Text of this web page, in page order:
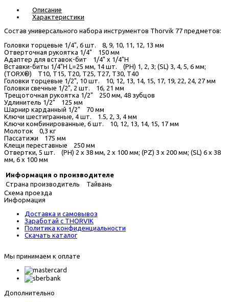
Описание
Характеристики
Состав универсального набора инструментов Thorvik 77 предметов:
Головки торцевые 1/4", 6 шт. 8, 9, 10, 11, 12, 13 мм
Отверточная рукоятка 1/4" 150 мм
Адаптер для вставок-бит 1/4" х 1/4"Н
Вставки-биты 1/4"H L=25 мм, 14 шт. (РН) 1, 2, 3; (SL) 3, 4, 5, 6 мм;
(TORX®) Т10, Т15, Т20, Т25, Т27, Т30, Т40
Головки торцевые 1/2", 10 шт. 10, 12, 13, 14, 15, 17, 19, 22, 24, 27 мм
Головки свечные 1/2", 2 шт. 16, 21 мм
Трещоточная рукоятка 1/2" 250 мм, 48 зубцов
Удлинитель 1/2" 125 мм
Шарнир карданный 1/2" 70 мм
Ключи шестигранные, 4 шт. 1.5, 2, 3, 4 мм
Ключи комбинированные, 6 шт. 10, 12, 13, 14, 15, 17 мм
Молоток 0,3 кг
Пассатижи 175 мм
Клещи переставные 250 мм
Отвертки, 5 шт. (РН) 2 х 38 мм, 2 х 100 мм; (PZ) 3 х 200 мм; (SL) 6 х 38
мм, 6 х 100 мм
Информация о производителе
Страна производитель
Тайвань
Схема проезда
Информация
Доставка и самовывоз
Заработай с THORVIK
Политика конфиденциальности
Скачать каталог
Мы принимаем к оплате
Дополнительно